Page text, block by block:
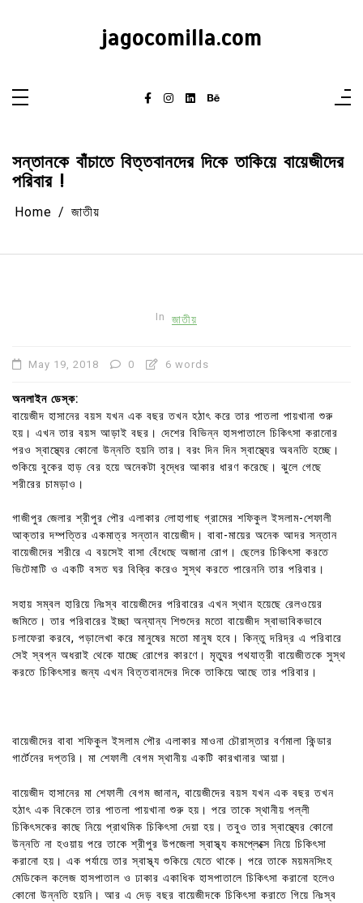
jagocomilla.com
সন্তানকে বাঁচাতে বিত্তবানদের দিকে তাকিয়ে বায়েজীদের
পরিবার !
Home জাতীয়
In জাতীয়
May 19, 2018 0 6 words
অনলাইন ডেস্ক:
বায়েজীদ হাসানের বয়স যখন এক বছর তখন হঠাৎ করে তার পাতলা পায়খানা শুরু
হয়। এখন তার বয়স আড়াই বছর। দেশের বিভিন্ন হাসপাতালে চিকিৎসা করানোর
পরও স্বাস্থ্যের কোনো উন্নতি হয়নি তার। বরং দিন দিন স্বাস্থ্যের অবনতি হচ্ছে।
শুকিয়ে বুকের হাড় বের হয়ে অনেকটা বৃদ্ধের আকার ধারণ করেছে। ঝুলে গেছে
শরীরের চামড়াও।
গাজীপুর জেলার শ্রীপুর পৌর এলাকার লোহাগাছ গ্রামের শফিকুল ইসলাম-শেফালী
আক্তার দম্পত্তির একমাত্র সন্তান বায়েজীদ। বাবা-মায়ের অনেক আদর সন্তান
বায়েজীদের শরীরে এ বয়সেই বাসা বেঁধেছে অজানা রোগ। ছেলের চিকিৎসা করতে
ভিটেমাটি ও একটি বসত ঘর বিক্রি করেও সুস্থ করতে পারেননি তার পরিবার।
সহায় সম্বল হারিয়ে নিঃস্ব বায়েজীদের পরিবারের এখন স্থান হয়েছে রেলওয়ের
জমিতে। তার পরিবারের ইচ্ছা অন্যান্য শিশুদের মতো বায়েজীদ স্বাভাবিকভাবে
চলাফেরা করবে, পড়ালেখা করে মানুষের মতো মানুষ হবে। কিন্তু দরিদ্র এ পরিবারে
সেই স্বপ্ন অধরাই থেকে যাচ্ছে রোগের কারণে। মৃত্যুর পথযাত্রী বায়েজীতকে সুস্থ
করতে চিকিৎসার জন্য এখন বিত্তবানদের দিকে তাকিয়ে আছে তার পরিবার।
বায়েজীদের বাবা শফিকুল ইসলাম পৌর এলাকার মাওনা চৌরাস্তার বর্ণমালা কিন্ডার
গার্টেনের দপ্তরি। মা শেফালী বেগম স্থানীয় একটি কারখানার আয়া।
বায়েজীদ হাসানের মা শেফালী বেগম জানান, বায়েজীদের বয়স যখন এক বছর তখন
হঠাৎ এক বিকেলে তার পাতলা পায়খানা শুরু হয়। পরে তাকে স্থানীয় পল্লী
চিকিৎসকের কাছে নিয়ে প্রাথমিক চিকিৎসা দেয়া হয়। তবুও তার স্বাস্থ্যের কোনো
উন্নতি না হওয়ায় পরে তাকে শ্রীপুর উপজেলা স্বাস্থ্য কমপ্লেক্সে নিয়ে চিকিৎসা
করানো হয়। এক পর্যায়ে তার স্বাস্থ্য শুকিয়ে যেতে থাকে। পরে তাকে ময়মনসিংহ
মেডিকেল কলেজ হাসপাতাল ও ঢাকার একাধিক হাসপাতালে চিকিৎসা করানো হলেও
কোনো উন্নতি হয়নি। আর এ দেড় বছর বায়েজীদকে চিকিৎসা করাতে গিয়ে নিঃস্ব